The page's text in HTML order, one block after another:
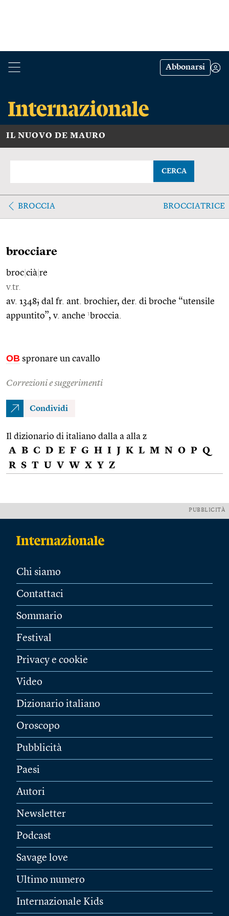
Abbonarsi
IL NUOVO DE MAURO
CERCA
BROCCIA BROCCIATRICE
brocciare
broc cià re
v.tr.
av. 1348; dal fr. ant. brochier, der. di broche “utensile
appuntito”, v. anche 1broccia.
OB spronare un cavallo
Correzioni e suggerimenti
Condividi
Il dizionario di italiano dalla a alla z
A B C D E F G H I J K L M N O P Q
R S T U V W X Y Z
PUBBLICITÀ
Chi siamo
Contattaci
Sommario
Festival
Privacy e cookie
Video
Dizionario italiano
Oroscopo
Pubblicità
Paesi
Autori
Newsletter
Podcast
Savage love
Ultimo numero
Internazionale Kids